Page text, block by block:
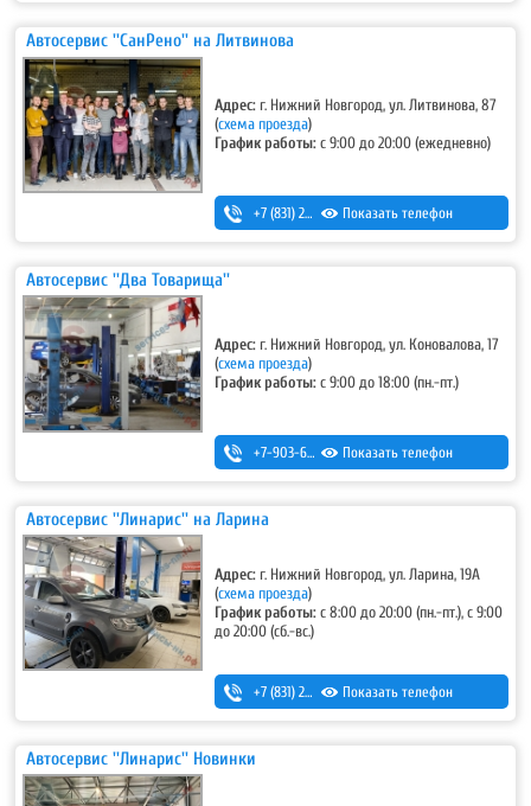
Автосервис ''СанРено'' на Литвинова
Адрес: г. Нижний Новгород, ул. Литвинова, 87
(схема проезда)
График работы:с 9:00 до 20:00 (ежедневно)
+7 (831) 280-69-88 Показать телефон
Автосервис ''Два Товарища''
Адрес: г. Нижний Новгород, ул. Коновалова, 17
(схема проезда)
График работы:с 9:00 до 18:00 (пн.-пт.)
+7-903-600-41-19 Показать телефон
Автосервис ''Линарис'' на Ларина
Адрес: г. Нижний Новгород, ул. Ларина, 19А
(схема проезда)
График работы:с 8:00 до 20:00 (пн.-пт.), с 9:00
до 20:00 (сб.-вс.)
+7 (831) 262-12-62 Показать телефон
Автосервис ''Линарис'' Новинки